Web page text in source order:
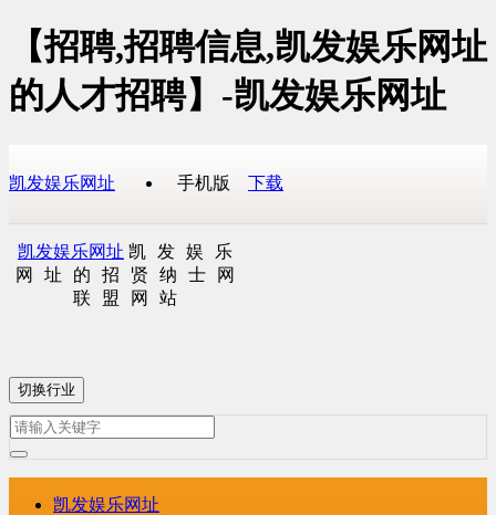
【招聘,招聘信息,凯发娱乐网址
的人才招聘】-凯发娱乐网址
凯发娱乐网址 手机版 下载
凯发娱乐网址 凯发娱乐
网址的招贤纳士网
联盟网站
切换行业
凯发娱乐网址